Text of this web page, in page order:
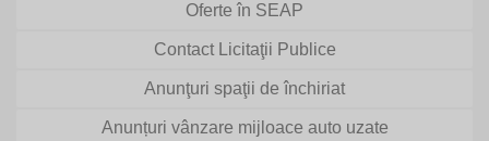
Oferte în SEAP
Contact Licitaţii Publice
Anunţuri spaţii de închiriat
Anunțuri vânzare mijloace auto uzate